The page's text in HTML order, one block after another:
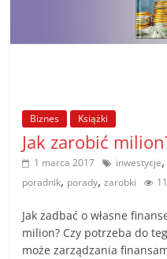
Biznes Książki
Jak zarobić
1 marca 2017 inwestycje,
poradnik, porady,zarobki
Jak zadbać o własne
milion? Czy potrzeba do
może zarządzania